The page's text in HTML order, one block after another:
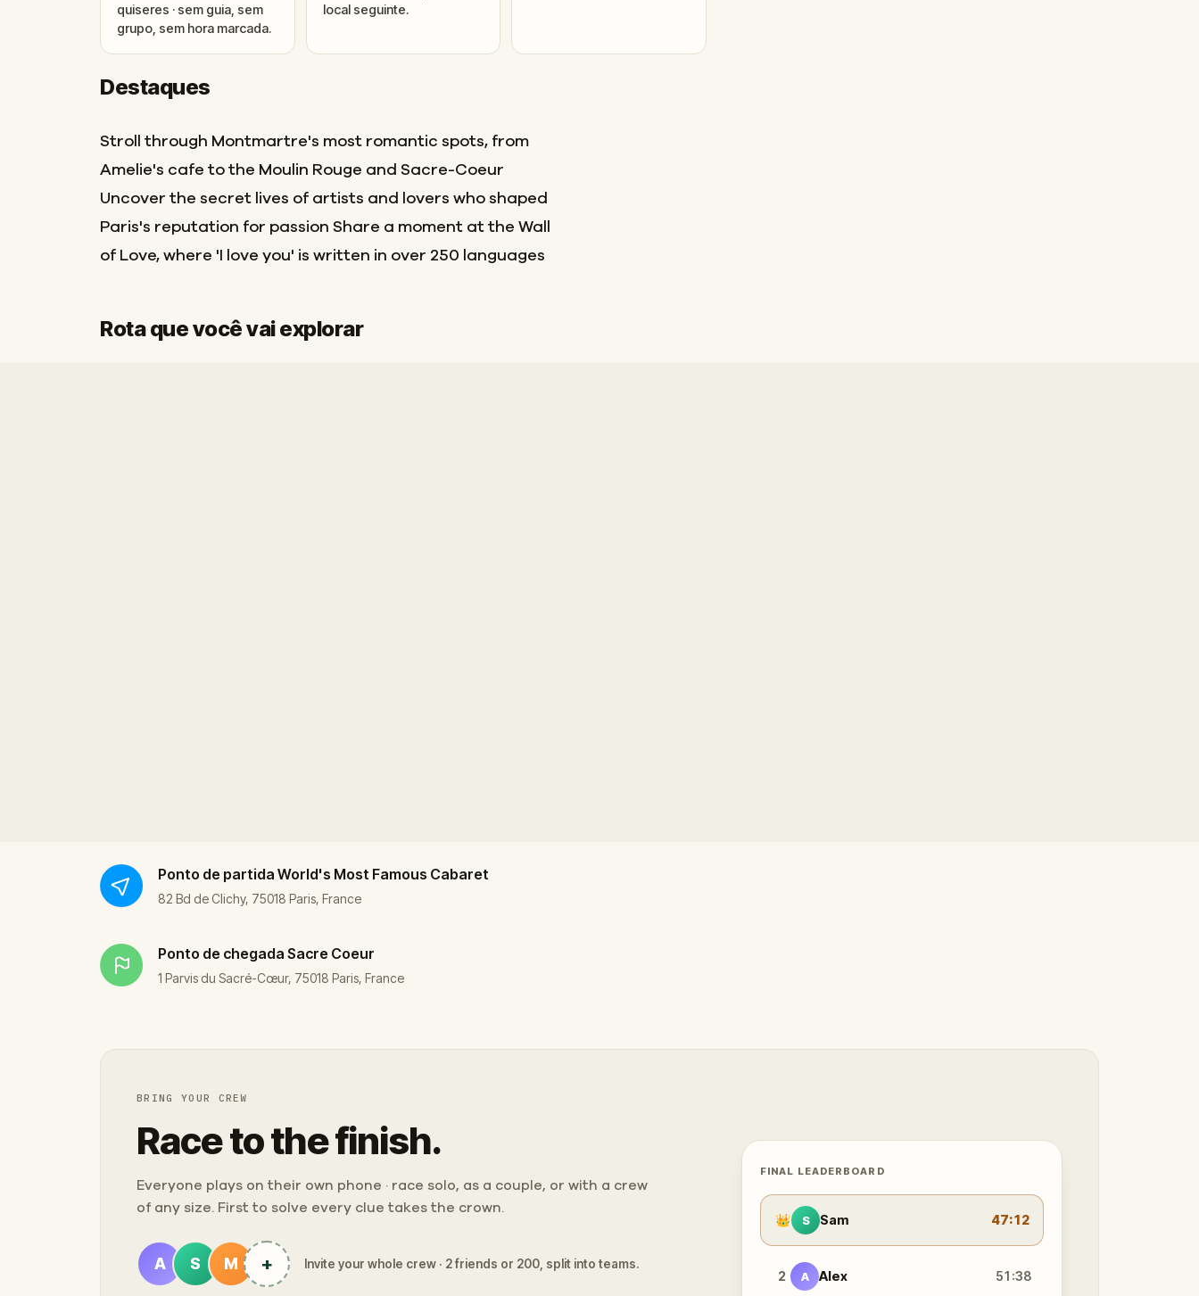
quiseres · sem guia, sem
grupo, sem hora marcada.
local seguinte.
Destaques
Stroll through Montmartre's most romantic spots, from
Amelie's cafe to the Moulin Rouge and Sacre-Coeur
Uncover the secret lives of artists and lovers who shaped
Paris's reputation for passion Share a moment at the Wall
of Love, where 'I love you' is written in over 250 languages
Rota que você vai explorar
Ponto de partida World's Most Famous Cabaret
82 Bd de Clichy, 75018 Paris, France
Ponto de chegada Sacre Coeur
1 Parvis du Sacré-Cœur, 75018 Paris, France
BRING YOUR CREW
Race to the finish.
Everyone plays on their own phone · race solo, as a couple, or with a crew
of any size. First to solve every clue takes the crown.
A S M + Invite your whole crew · 2 friends or 200, split into teams.
FINAL LEADERBOARD
👑 S Sam 47:12
2 A Alex 51:38